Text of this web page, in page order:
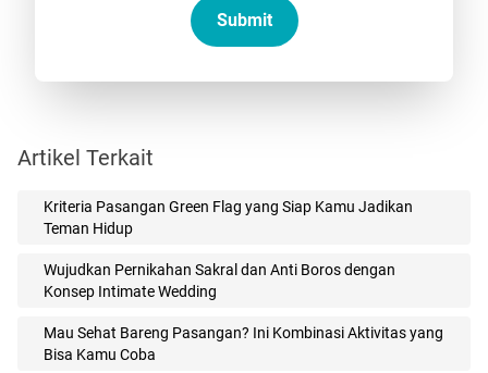
Submit
Artikel Terkait
Kriteria Pasangan Green Flag yang Siap Kamu Jadikan
Teman Hidup
Wujudkan Pernikahan Sakral dan Anti Boros dengan
Konsep Intimate Wedding
Mau Sehat Bareng Pasangan? Ini Kombinasi Aktivitas yang
Bisa Kamu Coba